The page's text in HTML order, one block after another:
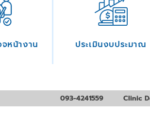
หน้างาน ประเมินงบประมาณ
093-4241559 Clinic